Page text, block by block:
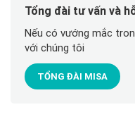
Tổng đài tư vấn và
Nếu có vướng mắc
với chúng tôi
TỔNG ĐÀI MISA